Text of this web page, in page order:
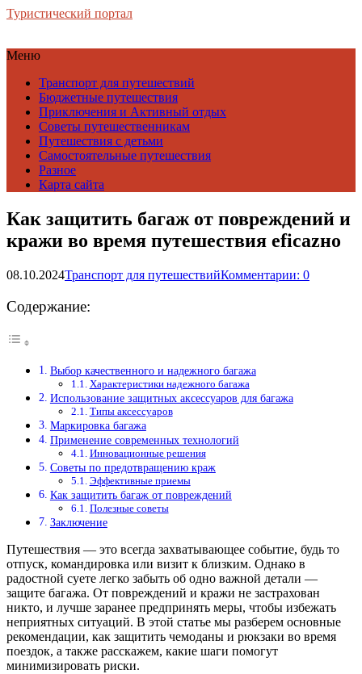
Туристический портал
Меню
Транспорт для путешествий
Бюджетные путешествия
Приключения и Активный отдых
Советы путешественникам
Путешествия с детьми
Самостоятельные путешествия
Разное
Карта сайта
Как защитить багаж от повреждений и
кражи во время путешествия eficazно
08.10.2024Транспорт для путешествийКомментарии: 0
Содержание:
Выбор качественного и надежного багажа
Характеристики надежного багажа
Использование защитных аксессуаров для багажа
Типы аксессуаров
Маркировка багажа
Применение современных технологий
Инновационные решения
Советы по предотвращению краж
Эффективные приемы
Как защитить багаж от повреждений
Полезные советы
Заключение
Путешествия — это всегда захватывающее событие, будь то
отпуск, командировка или визит к близким. Однако в
радостной суете легко забыть об одно важной детали —
защите багажа. От повреждений и кражи не застрахован
никто, и лучше заранее предпринять меры, чтобы избежать
неприятных ситуаций. В этой статье мы разберем основные
рекомендации, как защитить чемоданы и рюкзаки во время
поездок, а также расскажем, какие шаги помогут
минимизировать риски.